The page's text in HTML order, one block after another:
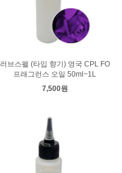
러브스펠 (타입 향기) 영국 CPL FO
프래그런스 오일 50ml~1L
7,500원